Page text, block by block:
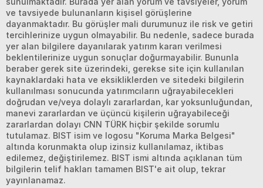
ve tavsiyede bulunanların kişisel görüşlerine
dayanmaktadır. Bu görüşler mali durumunuz ile risk ve getiri
tercihlerinize uygun olmayabilir. Bu nedenle, sadece burada
yer alan bilgilere dayanılarak yatırım kararı verilmesi
beklentilerinize uygun sonuçlar doğurmayabilir. Bununla
beraber gerek site üzerindeki, gerekse site için kullanılan
kaynaklardaki hata ve eksikliklerden ve sitedeki bilgilerin
kullanılması sonucunda yatırımcıların uğrayabilecekleri
doğrudan ve/veya dolaylı zararlardan, kar yoksunluğundan,
manevi zararlardan ve üçüncü kişilerin uğrayabileceği
zararlardan dolayı CNN TÜRK hiçbir şekilde sorumlu
tutulamaz. BIST isim ve logosu "Koruma Marka Belgesi"
altında korunmakta olup izinsiz kullanılamaz, iktibas
edilemez, değiştirilemez. BIST ismi altında açıklanan tüm
bilgilerin telif hakları tamamen BIST'e ait olup, tekrar
yayınlanamaz.